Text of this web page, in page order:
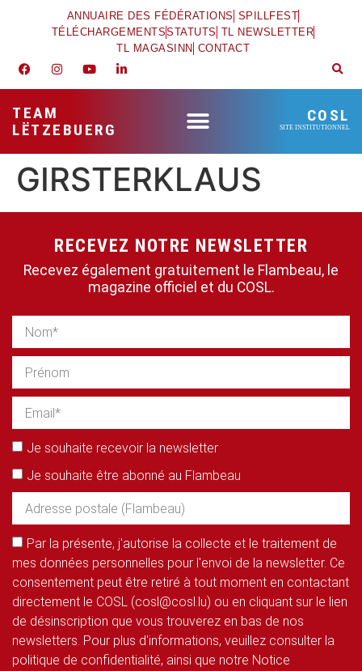
ANNUAIRE DES FÉDÉRATIONS SPILLFEST
TÉLÉCHARGEMENTSSTATUTS TL NEWSLETTER
TL MAGASINN CONTACT
TEAM
LËTZEBUERG
COSL
SITE INSTITUTIONNEL
GIRSTERKLAUS
RECEVEZ NOTRE NEWSLETTER
Recevez également gratuitement le Flambeau, le
magazine officiel et du COSL.
Je souhaite recevoir la newsletter
Je souhaite être abonné au Flambeau
Par la présente, j'autorise la collecte et le traitement de
mes données personnelles pour l'envoi de la newsletter. Ce
consentement peut être retiré à tout moment en contactant
directement le COSL (cosl@cosl.lu) ou en cliquant sur le lien
de désinscription que vous trouverez en bas de nos
newsletters. Pour plus d'informations, veuillez consulter la
politique de confidentialité, ainsi que notre Notice